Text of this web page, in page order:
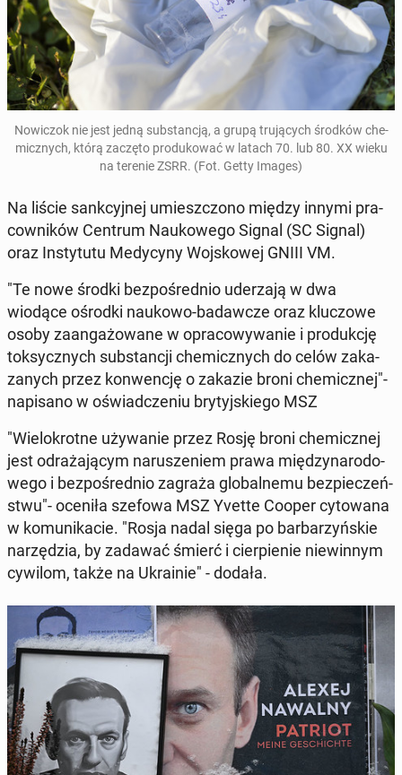
No­wi­czok nie jest jedną sub­stan­cją, a grupą tru­ją­cych środków che­
micz­nych, którą zaczęto pro­du­ko­wać w latach 70. lub 80. XX wieku
na terenie ZSRR. (Fot. Getty Images)
Na liście sank­cyj­nej umiesz­czo­no między innymi pra­
cow­ni­ków Centrum Na­uko­we­go Signal (SC Signal)
oraz In­sty­tu­tu Me­dy­cy­ny Woj­sko­wej GNIII VM.
"Te nowe środki bez­po­śred­nio ude­rza­ją w dwa
wiodące ośrodki naukowo-ba­daw­cze oraz klu­czo­we
osoby za­an­ga­żo­wa­ne w opra­co­wy­wa­nie i pro­duk­cję
tok­sycz­nych sub­stan­cji che­micz­nych do celów za­ka­
za­nych przez kon­wen­cję o zakazie broni che­micz­nej"-
na­pi­sa­no w oświad­cze­niu bry­tyj­skie­go MSZ
"Wie­lo­krot­ne uży­wa­nie przez Rosję broni che­micz­nej
jest od­ra­ża­ją­cym na­ru­sze­niem prawa mię­dzy­na­ro­do­
we­go i bez­po­śred­nio zagraża glo­bal­ne­mu bez­pie­czeń­
stwu"- oceniła szefowa MSZ Yvette Cooper cy­to­wa­na
w ko­mu­ni­ka­cie. "Rosja nadal sięga po bar­ba­rzyń­skie
na­rzę­dzia, by zadawać śmierć i cier­pie­nie nie­win­nym
cywilom, także na Ukra­inie" - dodała.